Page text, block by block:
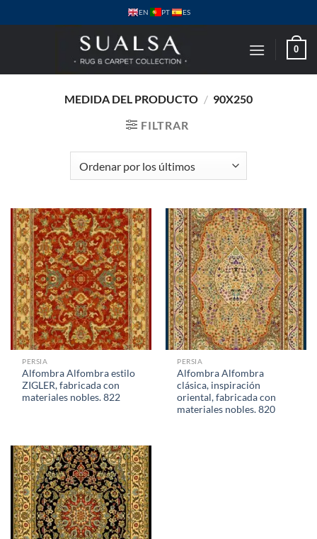
al
EN PT ES
0
MEDIDA DEL PRODUCTO / 90X250
FILTRAR
PERSIA
Alfombra Alfombra estilo
ZIGLER, fabricada con
materiales nobles. 822
PERSIA
Alfombra Alfombra
clásica, inspiración
oriental, fabricada con
materiales nobles. 820